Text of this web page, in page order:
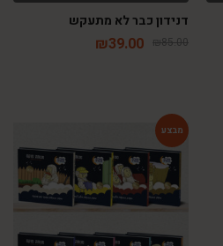
דנידון כבר לא מתעקש
₪85.00
₪39.00